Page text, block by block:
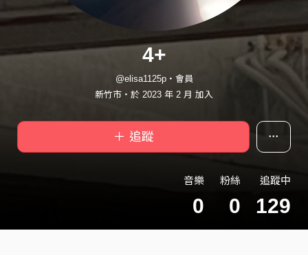
4+
@elisa1125p・會員
新竹市・於 2023 年 2 月 加入
＋ 追蹤
音樂
0
粉絲
0
追蹤中
129